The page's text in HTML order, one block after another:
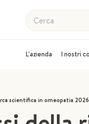
Cerca
L'azienda I nostri
scientifica in omeopatia 2026